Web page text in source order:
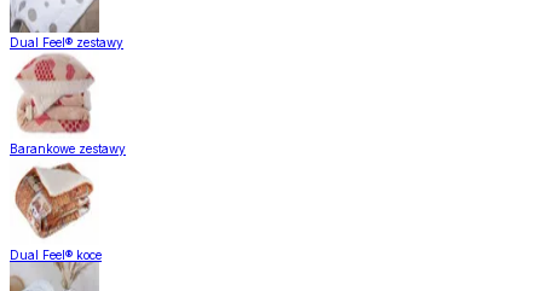
Dual Feel® zestawy
Barankowe zestawy
Dual Feel® koce